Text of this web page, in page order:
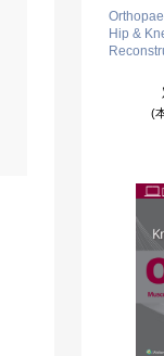
Hip &
(